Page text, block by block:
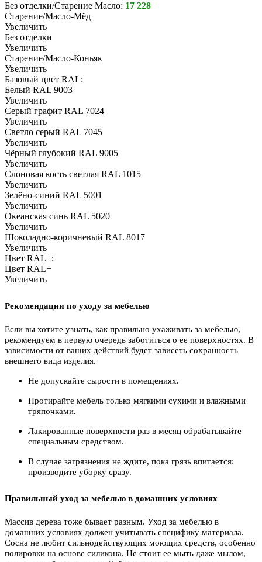
Без отделки/Старение Масло: 17 228
Старение/Масло-Мёд
Увеличить
Без отделки
Увеличить
Старение/Масло-Коньяк
Увеличить
Базовый цвет RAL:
Белый RAL 9003
Увеличить
Серый графит RAL 7024
Увеличить
Светло серый RAL 7045
Увеличить
Чёрный глубокий RAL 9005
Увеличить
Слоновая кость светлая RAL 1015
Увеличить
Зелёно-синий RAL 5001
Увеличить
Океанская синь RAL 5020
Увеличить
Шоколадно-коричневый RAL 8017
Увеличить
Цвет RAL+:
Цвет RAL+
Увеличить
Рекомендации по уходу за мебелью
Если вы хотите узнать, как правильно ухаживать за мебелью,
рекомендуем в первую очередь заботиться о ее поверхностях. В
зависимости от ваших действий будет зависеть сохранность
внешнего вида изделия.
Не допускайте сырости в помещениях.
Протирайте мебель только мягкими сухими и влажными
тряпочками.
Лакированные поверхности раз в месяц обрабатывайте
специальным средством.
В случае загрязнения не ждите, пока грязь впитается:
производите уборку сразу.
Правильный уход за мебелью в домашних условиях
Массив дерева тоже бывает разным. Уход за мебелью в
домашних условиях должен учитывать специфику материала.
Сосна не любит сильнодействующих моющих средств, особенно
полировки на основе силикона. Не стоит ее мыть даже мылом,